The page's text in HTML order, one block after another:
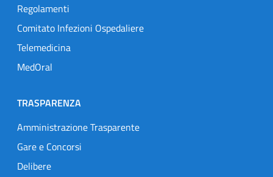
Regolamenti
Comitato Infezioni Ospedaliere
Telemedicina
MedOral
TRASPARENZA
Amministrazione Trasparente
Gare e Concorsi
Delibere